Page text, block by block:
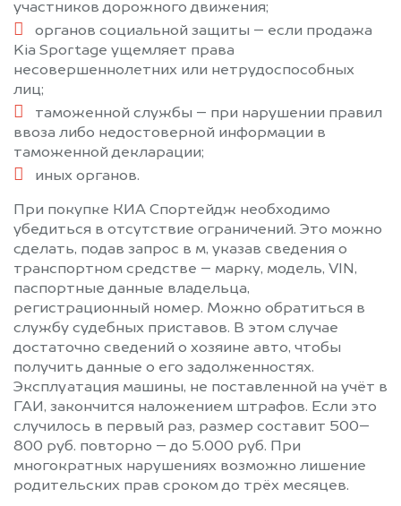
участников дорожного движения;
органов социальной защиты – если продажа
Kia Sportage ущемляет права
несовершеннолетних или нетрудоспособных
лиц;
таможенной службы – при нарушении правил
ввоза либо недостоверной информации в
таможенной декларации;
иных органов.
При покупке КИА Спортейдж необходимо
убедиться в отсутствие ограничений. Это можно
сделать, подав запрос в м, указав сведения о
транспортном средстве – марку, модель, VIN,
паспортные данные владельца,
регистрационный номер. Можно обратиться в
службу судебных приставов. В этом случае
достаточно сведений о хозяине авто, чтобы
получить данные о его задолженностях.
Эксплуатация машины, не поставленной на учёт в
ГАИ, закончится наложением штрафов. Если это
случилось в первый раз, размер составит 500–
800 руб. повторно – до 5.000 руб. При
многократных нарушениях возможно лишение
родительских прав сроком до трёх месяцев.